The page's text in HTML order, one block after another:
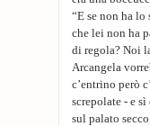
“E se non ha
che lei non ha
di regola? Noi
Arcangela
c’entrino però
screpolate - e
sul palato